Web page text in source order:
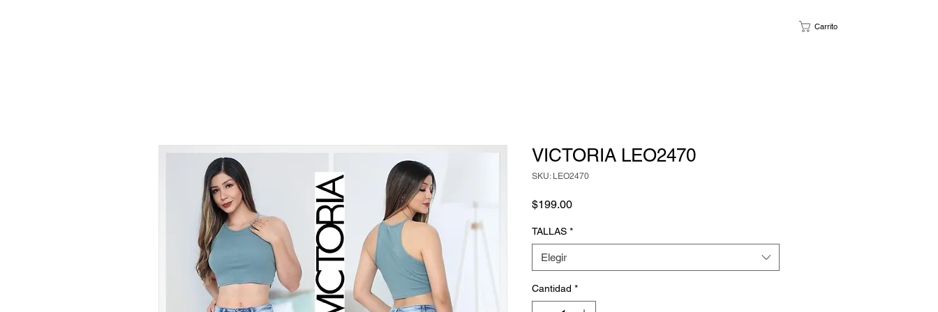
Carrito
VICTORIA LEO2470
SKU: LEO2470
$199.00Precio
TALLAS *
Elegir
Cantidad *